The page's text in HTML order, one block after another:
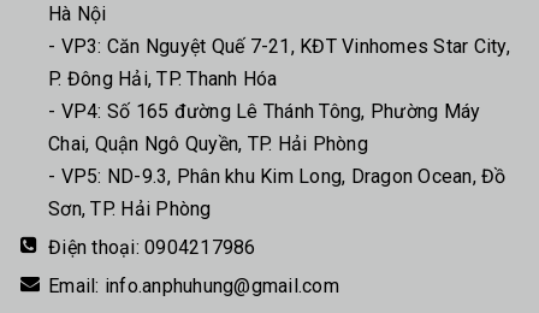
Hà Nội
- VP3: Căn Nguyệt Quế 7-21, KĐT Vinhomes Star City,
P. Đông Hải, TP. Thanh Hóa
- VP4: Số 165 đường Lê Thánh Tông, Phường Máy
Chai, Quận Ngô Quyền, TP. Hải Phòng
- VP5: ND-9.3, Phân khu Kim Long, Dragon Ocean, Đồ
Sơn, TP. Hải Phòng
Điện thoại: 0904217986
Email: info.anphuhung@gmail.com